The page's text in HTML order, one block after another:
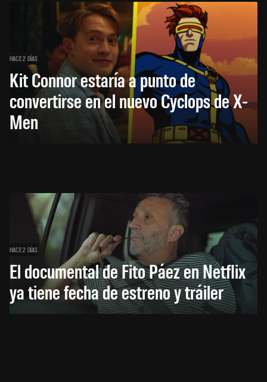
HACE 2 DÍAS
Kit Connor estaría a punto de
convertirse en el nuevo Cyclops de X-
Men
HACE 2 DÍAS
El documental de Fito Páez en Netflix
ya tiene fecha de estreno y tráiler